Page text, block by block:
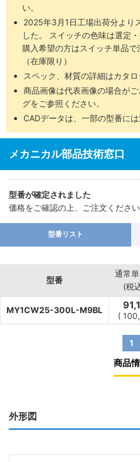
い。
2025年3月1日工場出荷分より
した。 スイッチの色味は選定
購入希望の方はスイッチ単品で
（在庫限り）
スペック、材質の詳細はカタロ
商品画像は代表画像の場合が
グをご参照ください。
CADデータは、一部の型番には
メカニカル部品技術窓口
型番が確定されました
価格をご確認の上、ご注文ください
型番リスト
型番
通常
(税
MY1CW25-300L-M9BL
(
1
商品
外形図